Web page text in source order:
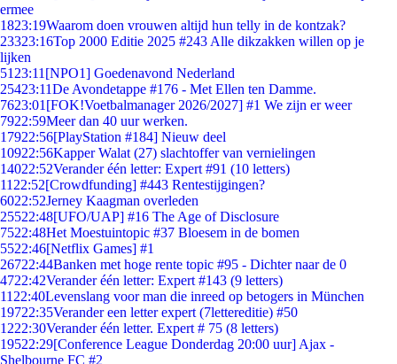
ermee
1823:19Waarom doen vrouwen altijd hun telly in de kontzak?
23323:16Top 2000 Editie 2025 #243 Alle dikzakken willen op je
lijken
51 23:11 [NPO1] Goedenavond Nederland
25423:11De Avondetappe #176 - Met Ellen ten Damme.
7623:01 [FOK!Voetbalmanager 2026/2027] #1 We zijn er weer
7922:59Meer dan 40 uur werken.
17922:56[PlayStation #184] Nieuw deel
10922:56Kapper Walat (27) slachtoffer van vernielingen
14022:52Verander één letter: Expert #91 (10 letters)
11 22:52[Crowdfunding] #443 Rentestijgingen?
6022:52Jerney Kaagman overleden
25522:48[UFO/UAP] #16 The Age of Disclosure
7522:48Het Moestuintopic #37 Bloesem in de bomen
5522:46[Netflix Games] #1
26722:44Banken met hoge rente topic #95 - Dichter naar de 0
4722:42Verander één letter: Expert #143 (9 letters)
11 22:40Levenslang voor man die inreed op betogers in München
19722:35Verander een letter expert (7lettereditie) #50
1222:30Verander één letter. Expert # 75 (8 letters)
19522:29[Conference League Donderdag 20:00 uur] Ajax -
Shelbourne FC #2